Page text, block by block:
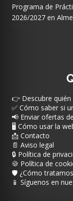
Programa de
2026/2027 en
👉 Descubre
✅ Cómo saber si
📢 Enviar ofertas
🖥️ Cómo usar la
📩 Contacto
📄 Aviso legal
🔒 Política de
🍪 Política de
🛡️ ¿Cómo
📱 Síguenos en